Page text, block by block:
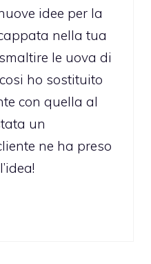
idee per la
nella tua
le uova di
ho sostituito
con quella al
un
ne ha preso